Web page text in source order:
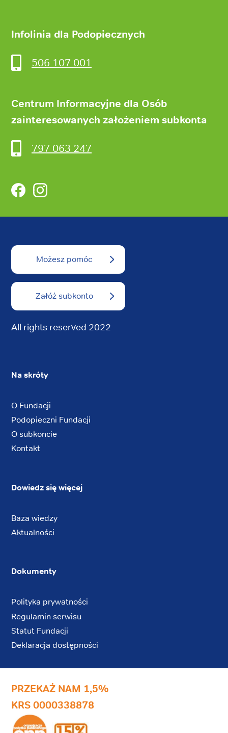
Infolinia dla Podopiecznych
506 107 001
Centrum Informacyjne dla Osób
zainteresowanych założeniem subkonta
797 063 247
FacebookInstagram
Możesz pomóc
Załóż subkonto
All rights reserved 2022
Na skróty
O Fundacji
Podopieczni Fundacji
O subkoncie
Kontakt
Dowiedz się więcej
Baza wiedzy
Aktualności
Dokumenty
Polityka prywatności
Regulamin serwisu
Statut Fundacji
Deklaracja dostępności
PRZEKAŻ NAM 1,5%
KRS 0000338878